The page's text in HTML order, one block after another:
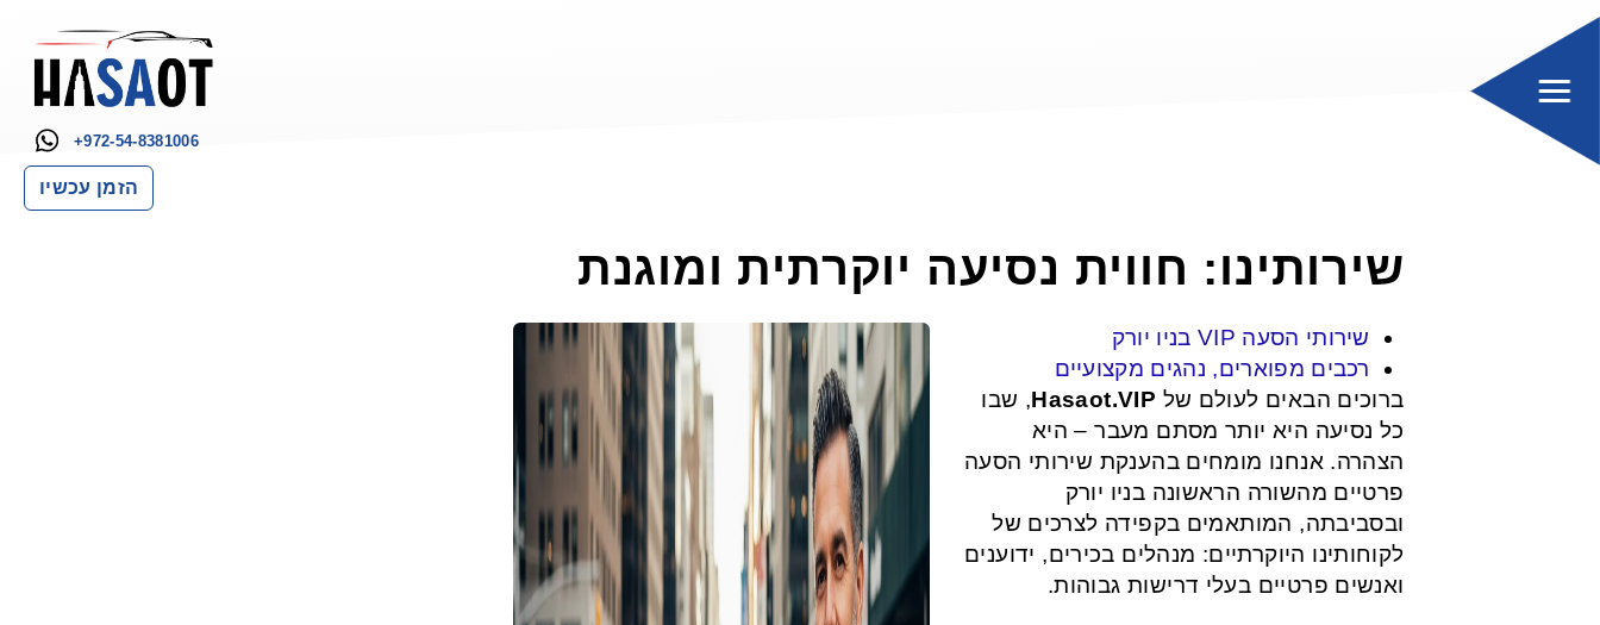
+972-54-8381006
הזמן עכשיו
שירותינו: חווית נסיעה יוקרתית ומוגנת
שירותי הסעה VIP בניו יורק
רכבים מפוארים, נהגים מקצועיים
ברוכים הבאים לעולם של Hasaot.VIP, שבו
כל נסיעה היא יותר מסתם מעבר – היא
הצהרה. אנחנו מומחים בהענקת שירותי הסעה
פרטיים מהשורה הראשונה בניו יורק
ובסביבתה, המותאמים בקפידה לצרכים של
לקוחותינו היוקרתיים: מנהלים בכירים, ידוענים
ואנשים פרטיים בעלי דרישות גבוהות.